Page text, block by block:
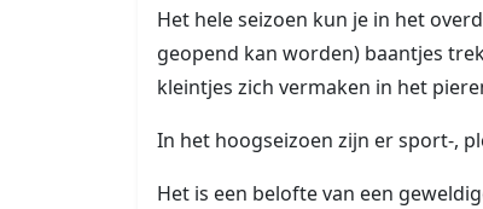
Het hele seizoen kun je in het
geopend kan worden) baantjes
kleintjes zich vermaken in het
In het hoogseizoen zijn er sport-,
Het is een belofte van een